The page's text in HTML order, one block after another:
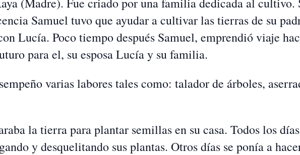
Samuel tuvo que ayudar a cultivar las tierras de su
Lucía. Poco tiempo después Samuel, emprendió viaje
para el, su esposa Lucía y su familia.
varias labores tales como: talador de árboles,
la tierra para plantar semillas en su casa. Todos los
y desquelitando sus plantas. Otros días se ponía a